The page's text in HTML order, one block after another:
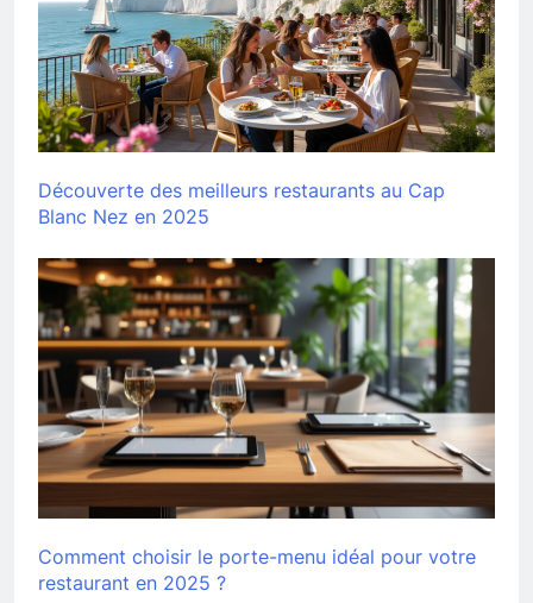
Découverte des meilleurs restaurants au Cap
Blanc Nez en 2025
Comment choisir le porte-menu idéal pour votre
restaurant en 2025 ?